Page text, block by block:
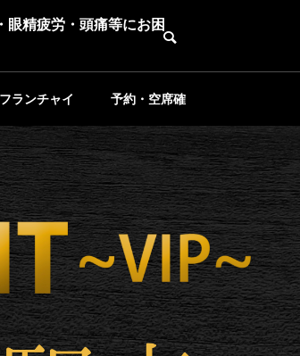
眼精疲労・頭痛等にお困
フランチャイ
ズ募集
予約・空席確
認